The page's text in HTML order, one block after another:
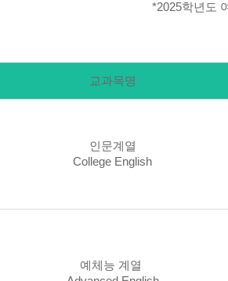
*2025학년도
교과목명
인문계열
College English
예체능 계열